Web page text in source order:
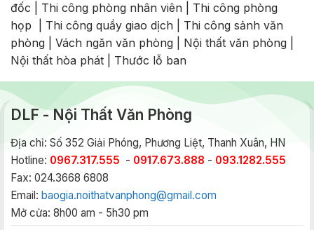
đốc
Thi công phòng nhân viên
Thi công phòng
họp
Thi công quầy giao dịch
Thi công sảnh văn
phòng
Vách ngăn văn phòng Nội thất văn phòng
Nội thất hòa phát
Thước lỗ ban
DLF - Nội Thất Văn Phòng
Địa chỉ: Số 352 Giải Phóng, Phương Liệt, Thanh Xuân, HN
Hotline: 0967.317.555 - 0917.673.888 - 093.1282.555
Fax: 024.3668 6808
Email: baogia.noithatvanphong@gmail.com
Mở cửa: 8h00 am - 5h30 pm